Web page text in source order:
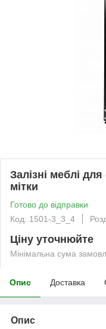
Залізні меблі
мітки
Готово до відправки
Код: 1501-3_3_4
Ціну уточнюйте
Мінімальна сума
Опис Доставка
Опис